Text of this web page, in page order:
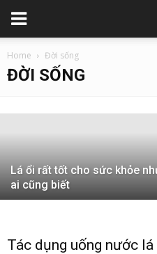
Home Đời sống
ĐỜI SỐNG
Các công dụng cây
Lá ổi rất tốt cho sức khỏe
ai cũng biết
Tác dụng uống nước